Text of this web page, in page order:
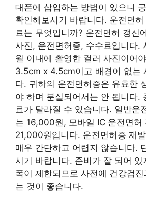
대폰에 삽입하는 방법이 있으니
확인해보시기 바랍니다. 운전면
료는 무엇입니까? 운전면허 갱신
사진, 운전면허증, 수수료입니다.
월 이내에 촬영한 컬러 사진이어
3.5cm x 4.5cm이고 배경이 없는
다. 귀하의 운전면허증은 유효한
야 하며 분실되어서는 안 됩니다.
료가 달라질 수 있습니다. 일반운
는 16,000원, 모바일 IC 운전면허
21,000원입니다. 운전면허증 재
매우 간단하고 어렵지 않습니다.
시기 바랍니다. 준비가 잘 되어 있
폭이 제한되므로 사전에 건강검
는 것이 좋습니다.